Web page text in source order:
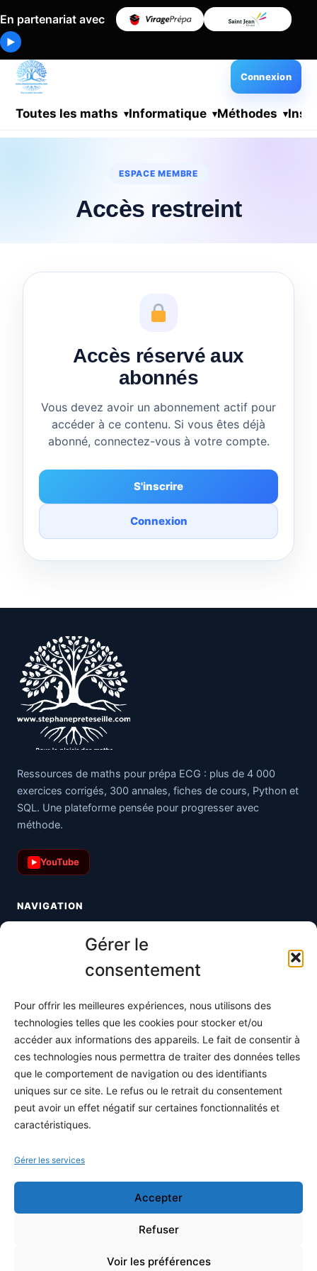
Gérer le
consentement
Pour offrir les meilleures expériences, nous utilisons des
technologies telles que les cookies pour stocker et/ou
accéder aux informations des appareils. Le fait de consentir à
ces technologies nous permettra de traiter des données telles
que le comportement de navigation ou des identifiants
uniques sur ce site. Le refus ou le retrait du consentement
peut avoir un effet négatif sur certaines fonctionnalités et
caractéristiques.
Gérer les services
Accepter
Refuser
Voir les préférences
En partenariat avec
▶
Toutes les maths Informatique Méthodes
Connexion
ESPACE MEMBRE
Accès restreint
Accès réservé aux
abonnés
Vous devez avoir un abonnement actif pour
accéder à ce contenu. Si vous êtes déjà
abonné, connectez-vous à votre compte.
S'inscrire
Connexion
Ressources de maths pour prépa ECG : plus de 4 000
exercices corrigés, 300 annales, fiches de cours, Python et
SQL. Une plateforme pensée pour progresser avec
méthode.
▶ YouTube
NAVIGATION
Toutes les maths
S'abonner
À propos
Contact / Support
Mes publications
INFORMATIONS LÉGALES
Conditions générales de vente